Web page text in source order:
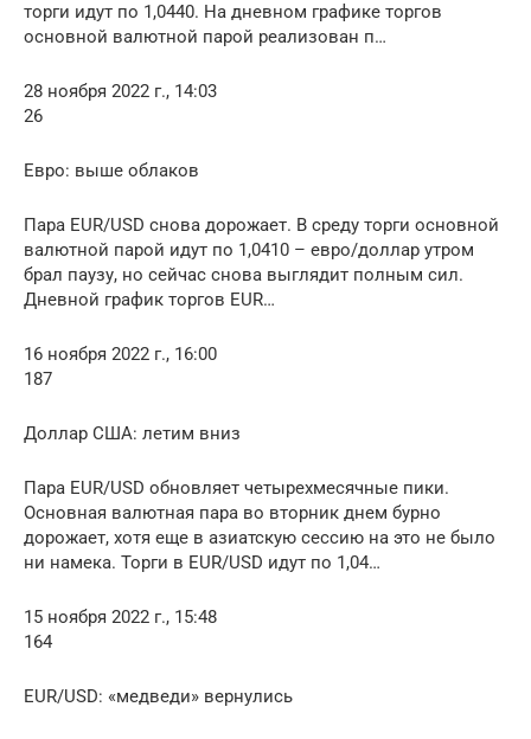
торги идут по 1,0440. На дневном графике торгов
основной валютной парой реализован п…
28 ноября 2022 г., 14:03
26
Евро: выше облаков
Пара EUR/USD снова дорожает. В среду торги основной
валютной парой идут по 1,0410 – евро/доллар утром
брал паузу, но сейчас снова выглядит полным сил.
Дневной график торгов EUR…
16 ноября 2022 г., 16:00
187
Доллар США: летим вниз
Пара EUR/USD обновляет четырехмесячные пики.
Основная валютная пара во вторник днем бурно
дорожает, хотя еще в азиатскую сессию на это не было
ни намека. Торги в EUR/USD идут по 1,04…
15 ноября 2022 г., 15:48
164
EUR/USD: «медведи» вернулись